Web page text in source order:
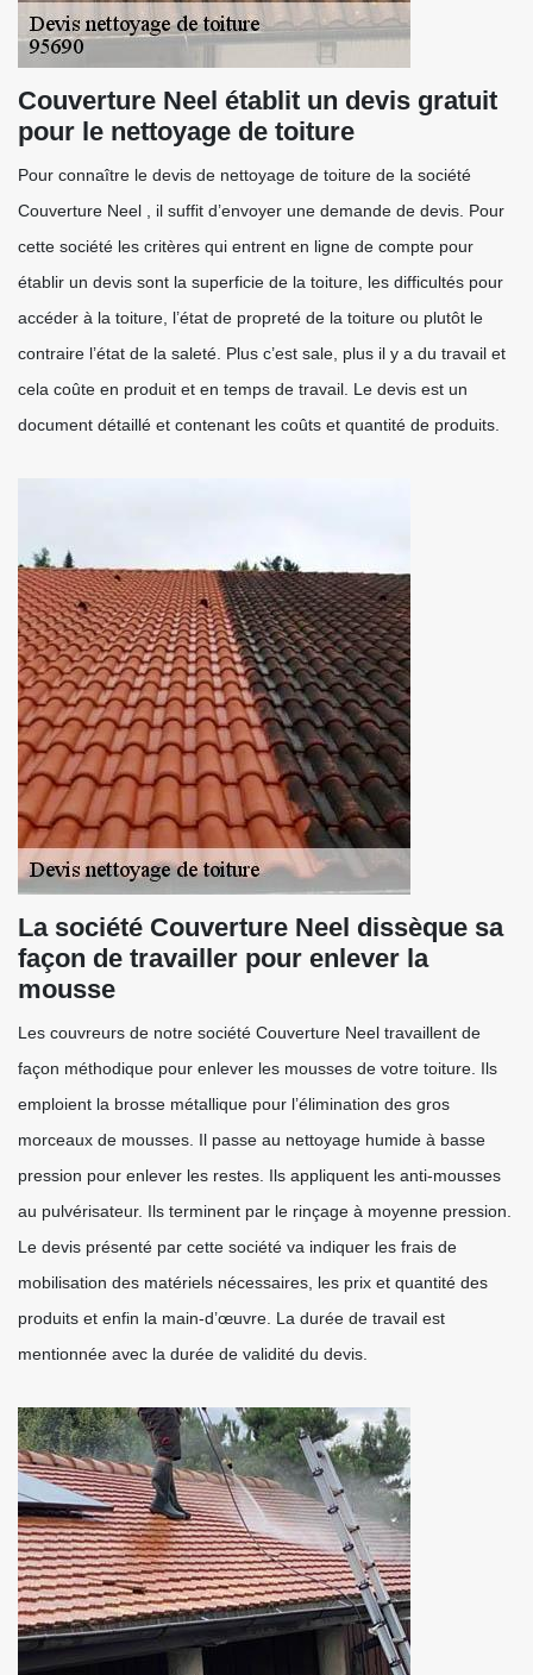
Couverture Neel établit un devis gratuit
pour le nettoyage de toiture
Pour connaître le devis de nettoyage de toiture de la société
Couverture Neel , il suffit d’envoyer une demande de devis. Pour
cette société les critères qui entrent en ligne de compte pour
établir un devis sont la superficie de la toiture, les difficultés pour
accéder à la toiture, l’état de propreté de la toiture ou plutôt le
contraire l’état de la saleté. Plus c’est sale, plus il y a du travail et
cela coûte en produit et en temps de travail. Le devis est un
document détaillé et contenant les coûts et quantité de produits.
La société Couverture Neel dissèque sa
façon de travailler pour enlever la
mousse
Les couvreurs de notre société Couverture Neel travaillent de
façon méthodique pour enlever les mousses de votre toiture. Ils
emploient la brosse métallique pour l’élimination des gros
morceaux de mousses. Il passe au nettoyage humide à basse
pression pour enlever les restes. Ils appliquent les anti-mousses
au pulvérisateur. Ils terminent par le rinçage à moyenne pression.
Le devis présenté par cette société va indiquer les frais de
mobilisation des matériels nécessaires, les prix et quantité des
produits et enfin la main-d’œuvre. La durée de travail est
mentionnée avec la durée de validité du devis.